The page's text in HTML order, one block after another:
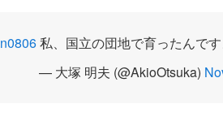
私、国立の団地で育ったんで
— 大塚 明夫 (@AkioOtsuka)